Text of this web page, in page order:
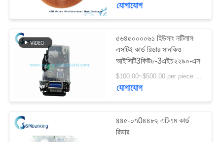
হিটাচি এটিএম পার্টস
76
যোগাযোগ
৫৬৪৫০০০০৬১ হিউসাং নটিলাস
এসটিই কার্ড রিডার সানকিও
আইসিটি3কিউ৮-3এইচ২২৯০-এস
$100.00~$500.00 per piece MOQ:1
যোগাযোগ
৪৪৫-০৭0৪৪৮২ এটিএম কার্ড
রিডার